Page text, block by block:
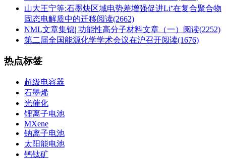
山大王宁等:石墨炔区域电势差增强促进Li⁺在复合聚合物
固态电解质中的迁移阅读(2662)
NML文章集锦| 功能性高分子材料文章（一） 阅读(2252)
第二届全国能源化学学术会议在沪召开阅读(1676)
热点标签
超级电容器
石墨烯
光催化
锂离子电池
MXene
钠离子电池
太阳能电池
钙钛矿